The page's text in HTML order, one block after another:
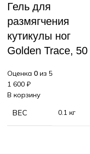
Гель для
размягчения
кутикулы ног
Golden Trace,
Оценка 0 из 5
1 600 ₽
В корзину
ВЕС 0.1 кг